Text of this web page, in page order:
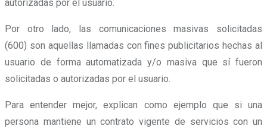
autorizadas por el usuario.
Por otro lado, las comunicaciones masivas solicitadas
(600) son aquellas llamadas con fines publicitarios hechas al
usuario de forma automatizada y/o masiva que sí fueron
solicitadas o autorizadas por el usuario.
Para entender mejor, explican como ejemplo que si una
persona mantiene un contrato vigente de servicios con un